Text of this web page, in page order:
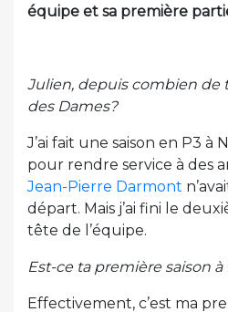
équipe et sa première
Julien, depuis combien de
des Dames?
J’ai fait une saison en P3 à
pour rendre service à des
Jean-Pierre Darmont
départ. Mais j’ai fini le
tête de l’équipe.
Est-ce ta première saison à
Effectivement, c’est ma